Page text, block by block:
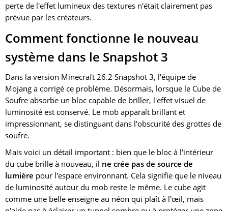
perte de l'effet lumineux des textures n'était clairement pas
prévue par les créateurs.
Comment fonctionne le nouveau
système dans le Snapshot 3
Dans la version Minecraft 26.2 Snapshot 3, l'équipe de
Mojang a corrigé ce problème. Désormais, lorsque le Cube de
Soufre absorbe un bloc capable de briller, l'effet visuel de
luminosité est conservé. Le mob apparaît brillant et
impressionnant, se distinguant dans l'obscurité des grottes de
soufre.
Mais voici un détail important : bien que le bloc à l'intérieur
du cube brille à nouveau, il ne crée pas de source de
lumière pour l'espace environnant. Cela signifie que le niveau
de luminosité autour du mob reste le même. Le cube agit
comme une belle enseigne au néon qui plaît à l'œil, mais